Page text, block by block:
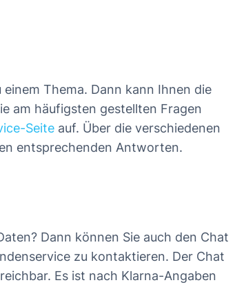
Thema. Dann kann Ihnen die
am häufigsten gestellten Fragen
Seite auf. Über die verschiedenen
entsprechenden Antworten.
Dann können Sie auch den Chat
zu kontaktieren. Der Chat
Es ist nach Klarna-Angaben